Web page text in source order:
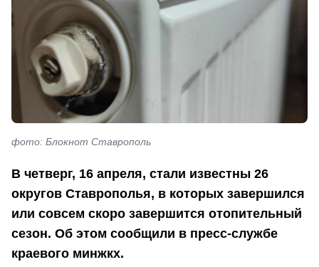
фото: Блокнот Ставрополь
В четверг, 16 апреля, стали известны 26
округов Ставрополья, в которых завершился
или совсем скоро завершится отопительный
сезон. Об этом сообщили в пресс-службе
краевого минжкх.